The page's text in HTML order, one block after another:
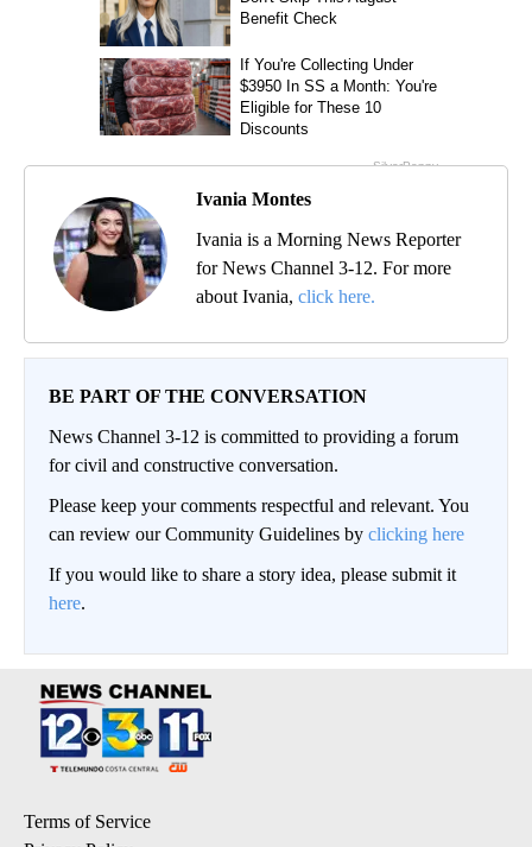
Ivania Montes
Ivania is a Morning News Reporter
for News Channel 3-12. For more
about Ivania, click here.
BE PART OF THE CONVERSATION
News Channel 3-12 is committed to providing a forum
for civil and constructive conversation.
Please keep your comments respectful and relevant. You
can review our Community Guidelines by clicking here
If you would like to share a story idea, please submit it
here.
Terms of Service